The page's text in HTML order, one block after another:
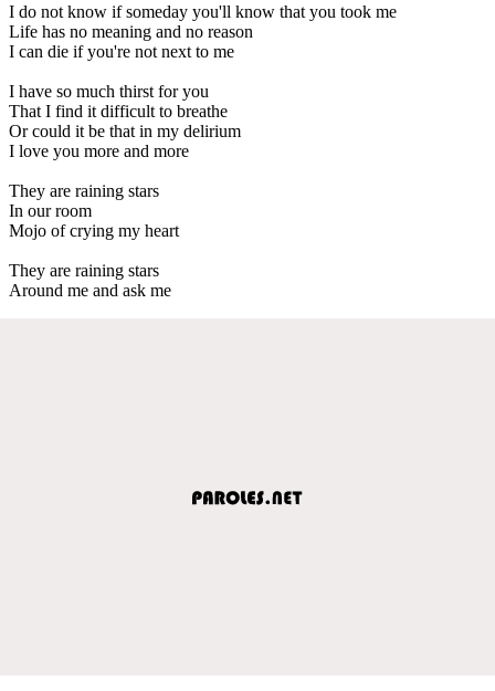
I do not know if someday you'll know that you took me
Life has no meaning and no reason
I can die if you're not next to me
I have so much thirst for you
That I find it difficult to breathe
Or could it be that in my delirium
I love you more and more
They are raining stars
In our room
Mojo of crying my heart
They are raining stars
Around me and ask me